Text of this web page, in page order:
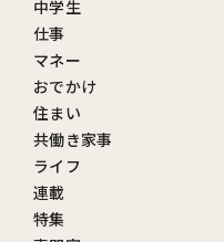
中学生
仕事
マネー
おでかけ
住まい
共働き家事
ライフ
連載
特集